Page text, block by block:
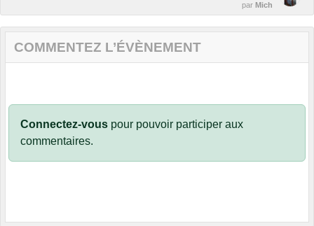
par Mich
COMMENTEZ L’ÉVÈNEMENT
Connectez-vous pour pouvoir participer aux
commentaires.